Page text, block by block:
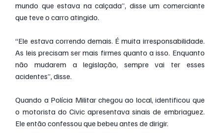
mundo que estava na calçada”, disse um comerciante
que teve o carro atingido.
“Ele estava correndo demais. É muita irresponsabilidade.
As leis precisam ser mais firmes quanto a isso. Enquanto
não mudarem a legislação, sempre vai ter esses
acidentes”, disse.
Quando a Polícia Militar chegou ao local, identificou que
o motorista do Civic apresentava sinais de embriaguez.
Ele então confessou que bebeu antes de dirigir.